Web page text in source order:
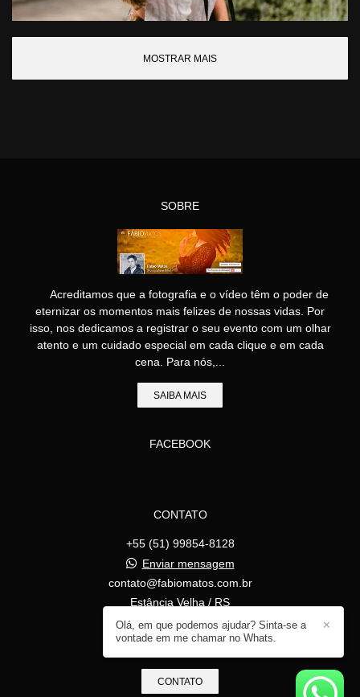
MOSTRAR MAIS
SOBRE
Acreditamos que a fotografia e o vídeo têm o poder de
eternizar os momentos mais felizes de nossas vidas. Por
isso, nos dedicamos a registrar o seu evento com um olhar
atento e um cuidado especial em cada clique e em cada
cena. Para nós,...
SAIBA MAIS
FACEBOOK
CONTATO
+55 (51) 99854-8128
Enviar mensagem
contato@fabiomatos.com.br
Estância Velha / RS
CONTATO
✕
Olá, em que podemos ajudar? Sinta-se a
vontade em me chamar no Whats.